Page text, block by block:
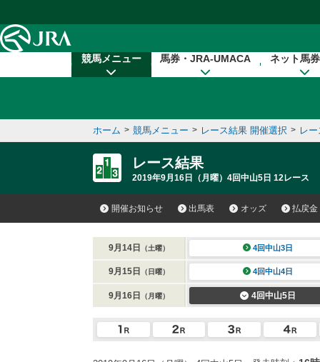
競馬メニュー 馬券・JRA-UMACA ネット馬
ホーム > 競馬メニュー > レース結果 開催選択 > レ
レース結果
2019年9月16日（月曜）4回中山5日 12レース
開催お知らせ 出馬表 オッズ 払戻金
9月14日 （土曜） 4回中山3日
9月15日 （日曜） 4回中山4日
9月16日 （月曜） 4回中山5日